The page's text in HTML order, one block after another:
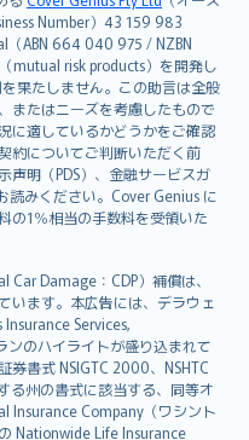
Number）43 159 983
（ABN 664 040 975 / NZBN
mutual risk products）を開発し
果たしません。この助言は全般
またはニーズを考慮したもので
に適しているかどうかをご確認
約についてご判断いただく前
声明（PDS）、金融サービスガ
読みください。Cover Genius に
の1％相当の手数料を受領いた
Car Damage：CDP）補償は、
います。本広告には、デラウェ
Services,
ンのハイライトが盛り込まれて
券書式 NSIGTC 2000、NSHTC
る州の書式に該当する、同等オ
Insurance Company（ワシント
Nationwide Life Insurance